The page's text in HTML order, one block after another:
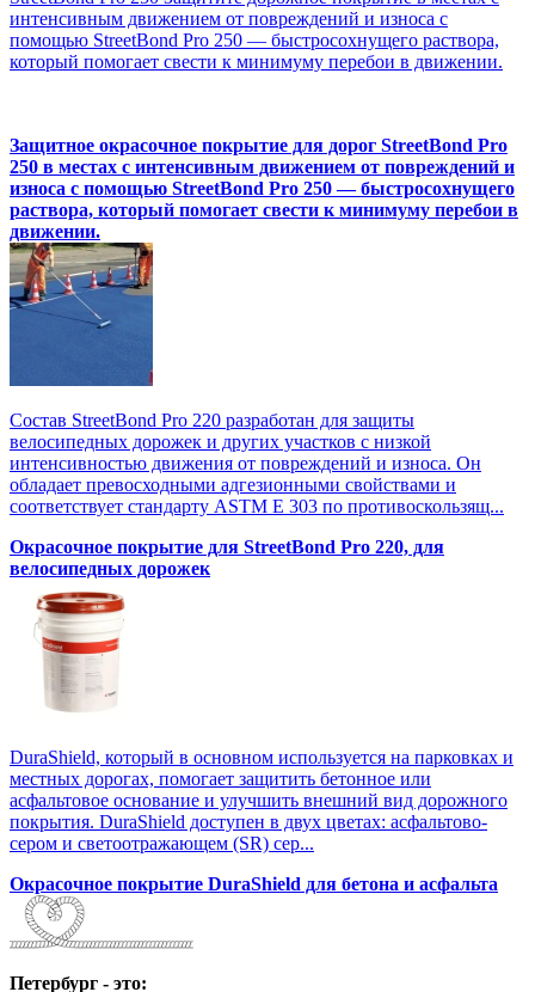
интенсивным движением от повреждений и износа с
помощью StreetBond Pro 250 — быстросохнущего раствора,
который помогает свести к минимуму перебои в движении.
Защитное окрасочное покрытие для дорог StreetBond Pro
250 в местах с интенсивным движением от повреждений и
износа с помощью StreetBond Pro 250 — быстросохнущего
раствора, который помогает свести к минимуму перебои в
движении.
Состав StreetBond Pro 220 разработан для защиты
велосипедных дорожек и других участков с низкой
интенсивностью движения от повреждений и износа. Он
обладает превосходными адгезионными свойствами и
соответствует стандарту ASTM E 303 по противоскользящ...
Окрасочное покрытие для StreetBond Pro 220, для
велосипедных дорожек
DuraShield, который в основном используется на парковках и
местных дорогах, помогает защитить бетонное или
асфальтовое основание и улучшить внешний вид дорожного
покрытия. DuraShield доступен в двух цветах: асфальтово-
сером и светоотражающем (SR) сер...
Окрасочное покрытие DuraShield для бетона и асфальта
Петербург - это: